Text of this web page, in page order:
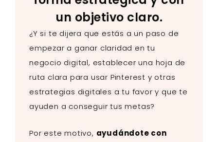
un objetivo claro.
¿Y si te dijera que estás a un paso de
empezar a ganar claridad en tu
negocio digital, establecer una hoja de
ruta clara para usar Pinterest y otras
estrategias digitales a tu favor y que te
ayuden a conseguir tus metas?
Por este motivo, ayudándote con